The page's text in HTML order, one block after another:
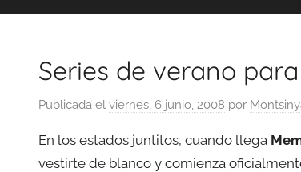
Series de verano
Publicada el viernes, 6 junio, 2008 por
En los estados juntitos, cuando llega
vestirte de blanco y comienza